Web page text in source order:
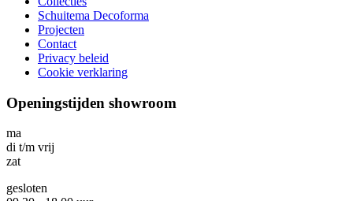
Schuitema Decoforma
Projecten
Contact
Privacy beleid
Cookie verklaring
Openingstijden showroom
ma
di t/m vrij
zat
gesloten